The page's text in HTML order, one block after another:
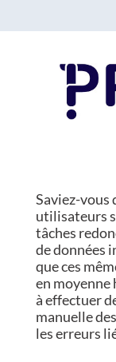
Saviez-vous
utilisateurs
tâches
de données
que ces
en moyenne
à effectuer
manuelle
les erreurs